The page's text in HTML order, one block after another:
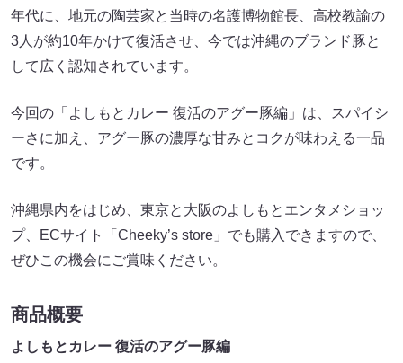
年代に、地元の陶芸家と当時の名護博物館長、高校教諭の
3人が約10年かけて復活させ、今では沖縄のブランド豚と
して広く認知されています。
今回の「よしもとカレー 復活のアグー豚編」は、スパイシ
ーさに加え、アグー豚の濃厚な甘みとコクが味わえる一品
です。
沖縄県内をはじめ、東京と大阪のよしもとエンタメショッ
プ、ECサイト「Cheeky’s store」でも購入できますので、
ぜひこの機会にご賞味ください。
商品概要
よしもとカレー 復活のアグー豚編